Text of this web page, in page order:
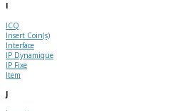
I
ICQ
Insert Coin(s)
Interface
IP Dynamique
IP Fixe
Item
J